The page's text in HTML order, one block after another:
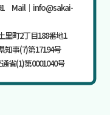
Mail｜info@sakai-
里町2丁目188番地1
知事(7)第17194号
省(1)第0001040号